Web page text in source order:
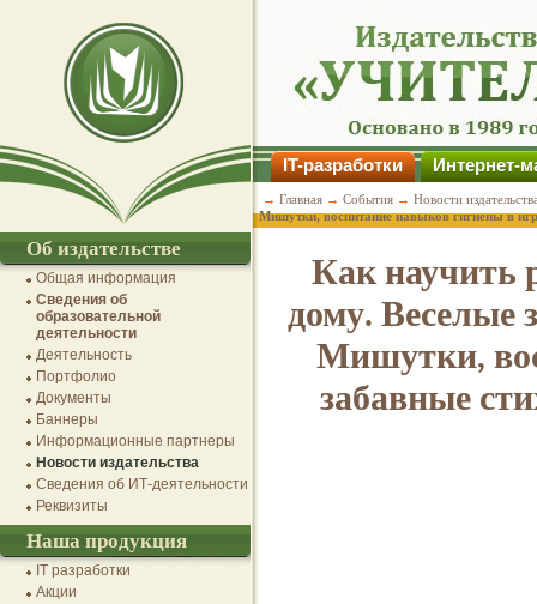
Как научить
дому. Веселые
Мишутки,
забавные
IT-разработки Интернет-
→ Главная → События → Новости
Мишутки, воспитание навыков гигиены в
Об издательстве
Общая информация
Сведения об
образовательной
деятельности
Деятельность
Портфолио
Документы
Баннеры
Информационные партнеры
Новости издательства
Сведения об ИТ-деятельности
Реквизиты
Наша продукция
IT разработки
Акции